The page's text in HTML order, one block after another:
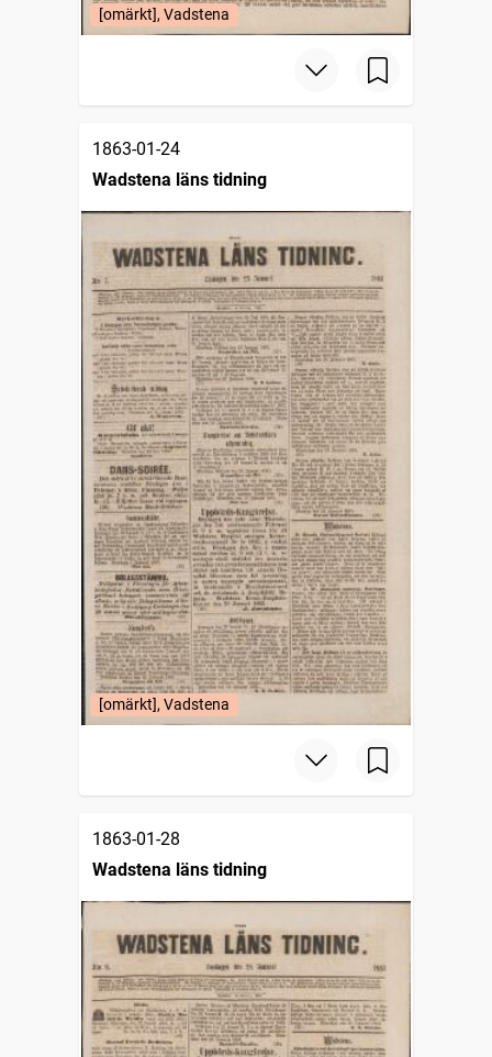
[omärkt], Vadstena
1863-01-24
Wadstena läns tidning
[omärkt], Vadstena
1863-01-28
Wadstena läns tidning